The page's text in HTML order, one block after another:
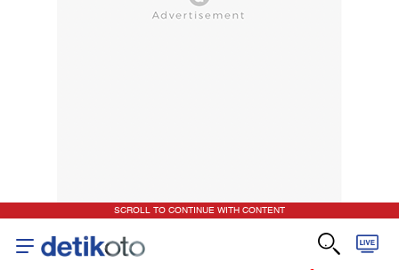
SCROLL TO CONTINUE WITH CONTENT